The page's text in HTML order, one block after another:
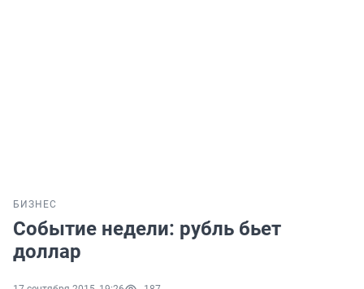
БИЗНЕС
Событие недели: рубль бьет
доллар